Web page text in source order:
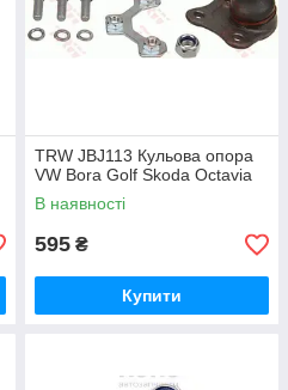
TRW JBJ113 Кульова опора
VW Bora Golf Skoda Octavia
В наявності
595 ₴
Купити